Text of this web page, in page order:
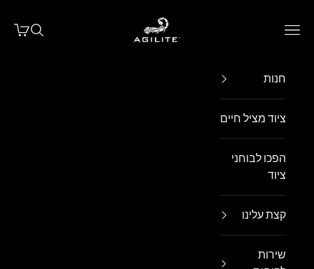
Agilite Israel
פתח תפריט ניווט פתחפתח
חנות
ציוד מציל חיים
הפכו לבוחני
ציוד
קצת עלינו
שירות